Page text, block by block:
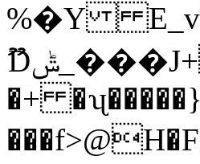
%�Y
ޫDݰ_���J+��zX)��n�ԍ�zuU+�^�,*N�Qva?
�+